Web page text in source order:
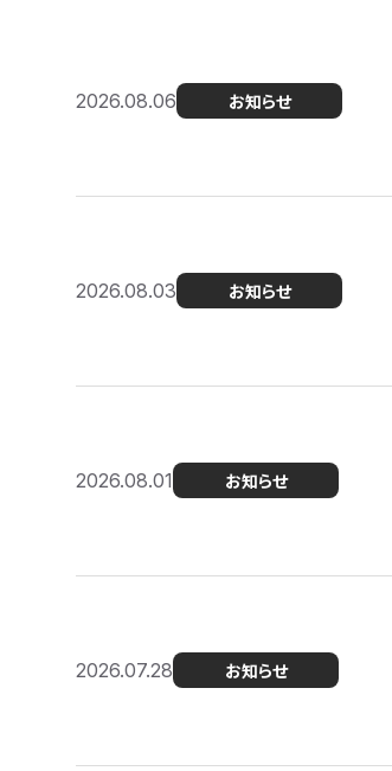
2026.08.06 お知らせ
2026.08.03 お知らせ
2026.08.01 お知らせ
2026.07.28 お知らせ